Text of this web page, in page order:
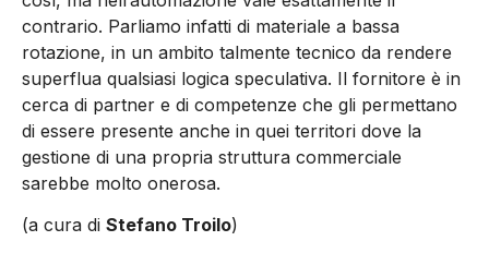
contrario. Parliamo infatti di materiale a bassa
rotazione, in un ambito talmente tecnico da rendere
superflua qualsiasi logica speculativa. Il fornitore è in
cerca di partner e di competenze che gli permettano
di essere presente anche in quei territori dove la
gestione di una propria struttura commerciale
sarebbe molto onerosa.
(a cura di Stefano Troilo)